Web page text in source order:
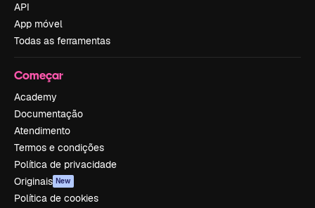
API
App móvel
Todas as ferramentas
Começar
Academy
Documentação
Atendimento
Termos e condições
Política de privacidade
Originais New
Política de cookies